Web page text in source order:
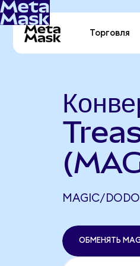
Торговля
MAGIC/
ОБМЕНЯТЬ